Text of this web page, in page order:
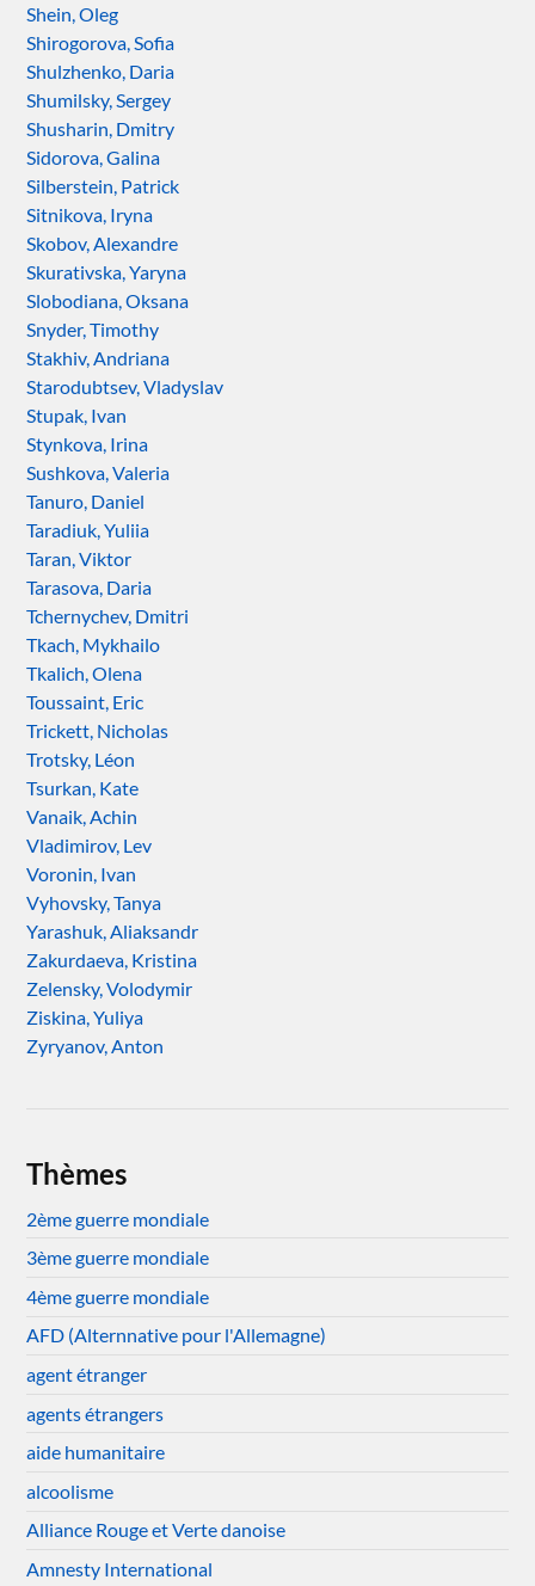
Shein, Oleg
Shirogorova, Sofia
Shulzhenko, Daria
Shumilsky, Sergey
Shusharin, Dmitry
Sidorova, Galina
Silberstein, Patrick
Sitnikova, Iryna
Skobov, Alexandre
Skurativska, Yaryna
Slobodiana, Oksana
Snyder, Timothy
Stakhiv, Andriana
Starodubtsev, Vladyslav
Stupak, Ivan
Stynkova, Irina
Sushkova, Valeria
Tanuro, Daniel
Taradiuk, Yuliia
Taran, Viktor
Tarasova, Daria
Tchernychev, Dmitri
Tkach, Mykhailo
Tkalich, Olena
Toussaint, Eric
Trickett, Nicholas
Trotsky, Léon
Tsurkan, Kate
Vanaik, Achin
Vladimirov, Lev
Voronin, Ivan
Vyhovsky, Tanya
Yarashuk, Aliaksandr
Zakurdaeva, Kristina
Zelensky, Volodymir
Ziskina, Yuliya
Zyryanov, Anton
Thèmes
2ème guerre mondiale
3ème guerre mondiale
4ème guerre mondiale
AFD (Alternnative pour l'Allemagne)
agent étranger
agents étrangers
aide humanitaire
alcoolisme
Alliance Rouge et Verte danoise
Amnesty International